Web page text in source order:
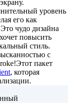
уровень
его как
чудо дизайна
повысить
стиль.
с
пакет
, которая